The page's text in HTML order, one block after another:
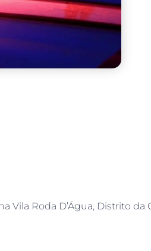
Roda D’Água, Distrito da